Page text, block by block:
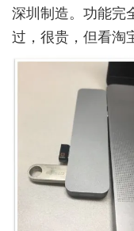
深圳制造。功能完
过，很贵，但看淘